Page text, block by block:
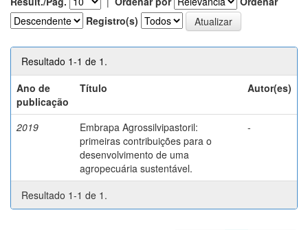
Registro(s)
Resultado 1-1 de 1.
Ano de
publicação
Título Autor(es)
2019
Embrapa Agrossilvipastoril:
primeiras contribuições para o
desenvolvimento de uma
agropecuária sustentável.
-
Resultado 1-1 de 1.